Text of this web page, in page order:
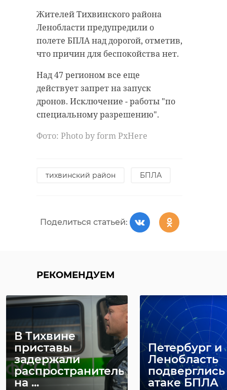
Жителей Тихвинского района
Ленобласти предупредили о
полете БПЛА над дорогой, отметив,
что причин для беспокойства нет.
Над 47 регионом все еще
действует запрет на запуск
дронов. Исключение - работы "по
специальному разрешению".
Фото: Photo by form PxHere
тихвинский район БПЛА
Поделиться статьей:
РЕКОМЕНДУЕМ
В Тихвине
приставы
задержали
распространительницу
на ...
Петербург и
Ленобласть
подверглись
атаке БПЛА